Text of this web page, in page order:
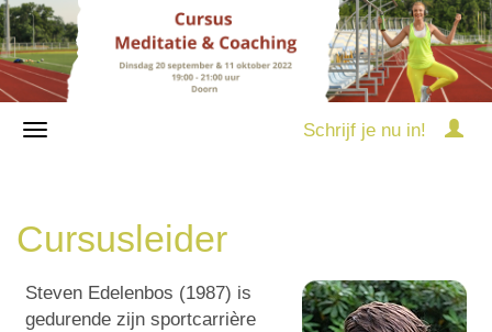
Schrijf je nu in!
Cursusleider
Steven Edelenbos (1987) is
gedurende zijn sportcarrière